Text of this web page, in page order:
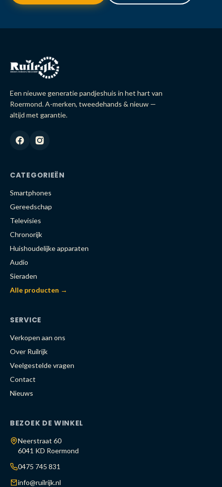
Een nieuwe generatie pandjeshuis in het hart van
Roermond. A-merken, tweedehands & nieuw —
altijd met garantie.
CATEGORIEËN
Smartphones
Gereedschap
Televisies
Chronorijk
Huishoudelijke apparaten
Audio
Sieraden
Alle producten →
SERVICE
Verkopen aan ons
Over Ruilrijk
Veelgestelde vragen
Contact
Nieuws
BEZOEK DE WINKEL
Neerstraat 60
6041 KD Roermond
0475 745 831
info@ruilrijk.nl